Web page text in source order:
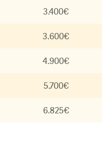
3.400€
3.600€
4.900€
5.700€
6.825€